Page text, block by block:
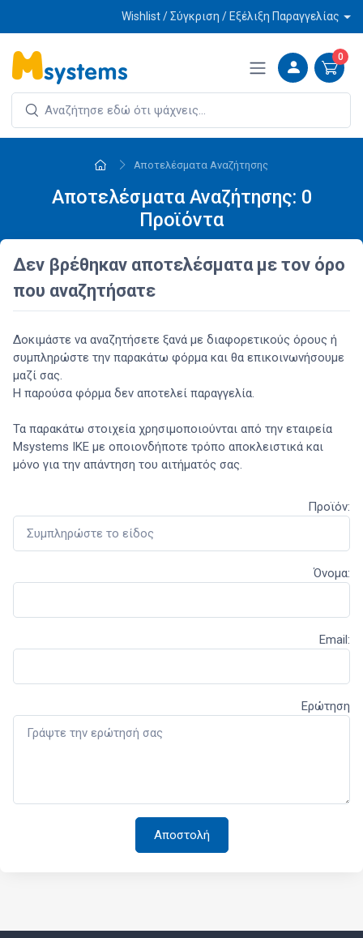
Wishlist / Σύγκριση / Εξέλιξη Παραγγελίας
0
Αποτελέσματα Αναζήτησης
Αποτελέσματα Αναζήτησης: 0
Προϊόντα
Δεν βρέθηκαν αποτελέσματα με τον όρο
που αναζητήσατε
Δοκιμάστε να αναζητήσετε ξανά με διαφορετικούς όρους ή
συμπληρώστε την παρακάτω φόρμα και θα επικοινωνήσουμε
μαζί σας.
Η παρούσα φόρμα δεν αποτελεί παραγγελία.
Τα παρακάτω στοιχεία χρησιμοποιούνται από την εταιρεία
Msystems ΙΚΕ με οποιονδήποτε τρόπο αποκλειστικά και
μόνο για την απάντηση του αιτήματός σας.
Προϊόν:
Όνομα:
Email:
Ερώτηση